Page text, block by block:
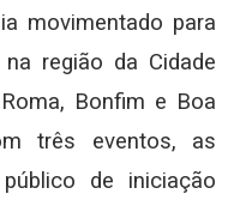
movimentado para
região da Cidade
Bonfim e Boa
três eventos, as
de iniciação